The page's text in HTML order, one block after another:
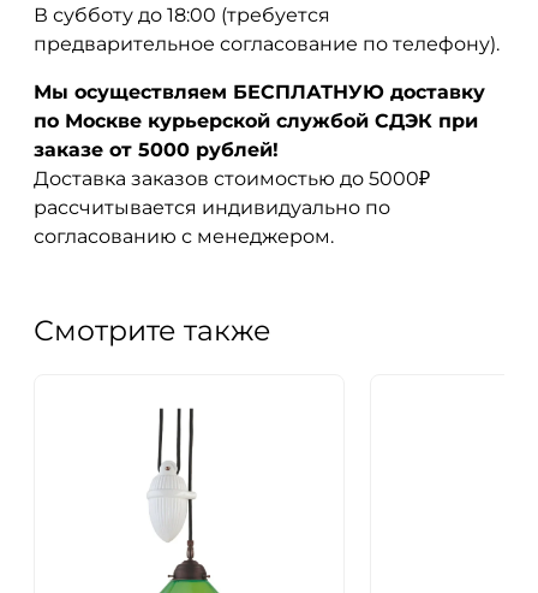
В субботу до 18:00 (требуется
предварительное согласование по телефону).
Мы осуществляем БЕСПЛАТНУЮ доставку
по Москве курьерской службой СДЭК при
заказе от 5000 рублей!
Доставка заказов стоимостью до 5000₽
рассчитывается индивидуально по
согласованию с менеджером.
Смотрите также